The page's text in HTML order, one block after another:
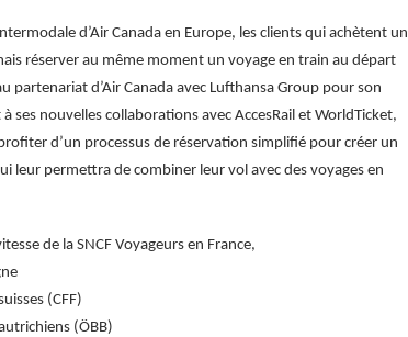
d’Air Canada en Europe, les clients qui achètent un
réserver au même moment un voyage en train au départ
partenariat d’Air Canada avec Lufthansa Group pour son
ses nouvelles collaborations avec AccesRail et WorldTicket,
d’un processus de réservation simplifié pour créer un
leur permettra de combiner leur vol avec des voyages en
de la SNCF Voyageurs en France,
(CFF)
(ÖBB)